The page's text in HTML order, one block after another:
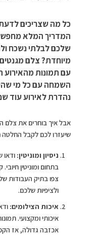
כל מה שצריכים
המדריך המלא
שלכם לבלתי נשכח
מיוחדת? צלם
עם תמונות
השמחה עם כל מי
נהדרת לאירוע עוד
אבל איך בוחרים את צלם
שיעזרו לכם לקבל החלטה
ניסיון ומוניטין: ודאו
בתחום ומוניטין
צפו בתיק העבודות
ולציפיות שלכם.
איכות הצילומים:
איכותי ומקצועי.
אכזבה גדולה, אז